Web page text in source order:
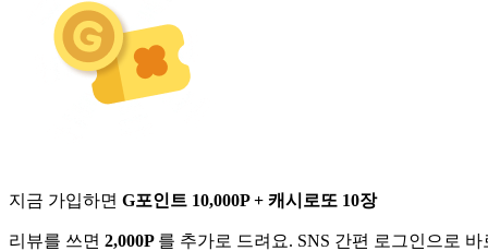
지금 가입하면 G포인트 10,000P + 캐시로또 10장
리뷰를 쓰면 2,000P 를 추가로 드려요. SNS 간편 로그인으로